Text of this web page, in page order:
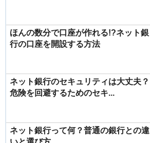
ほんの数分で口座が作れる!?ネット銀
行の口座を開設する方法
ネット銀行のセキュリティは大丈夫？
危険を回避するためのセキ...
ネット銀行って何？普通の銀行との違